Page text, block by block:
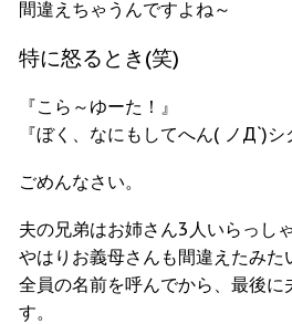
間違えちゃうんですよね～
特に怒るとき(笑)
『こら～ゆーた！』
『ぼく、なにもしてへん( ノД`)シ
ごめんなさい。
夫の兄弟はお姉さん3人いらっし
やはりお義母さんも間違えたみた
全員の名前を呼んでから、最後に
す。